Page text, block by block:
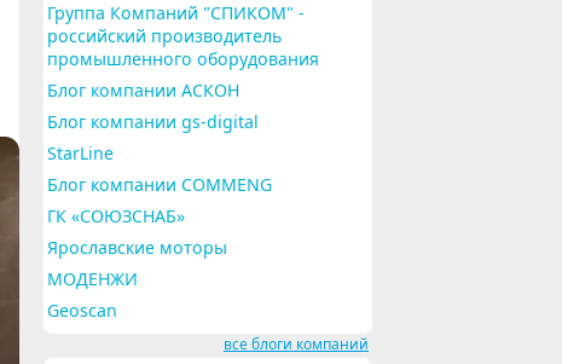
Группа Компаний "СПИКОМ" -
российский производитель
промышленного оборудования
Блог компании АСКОН
Блог компании gs-digital
StarLine
Блог компании COMMENG
ГК «СОЮЗСНАБ»
Ярославские моторы
МОДЕНЖИ
Geoscan
все блоги компаний